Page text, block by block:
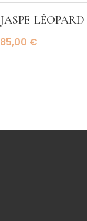
jaspe léopard
85,00 €